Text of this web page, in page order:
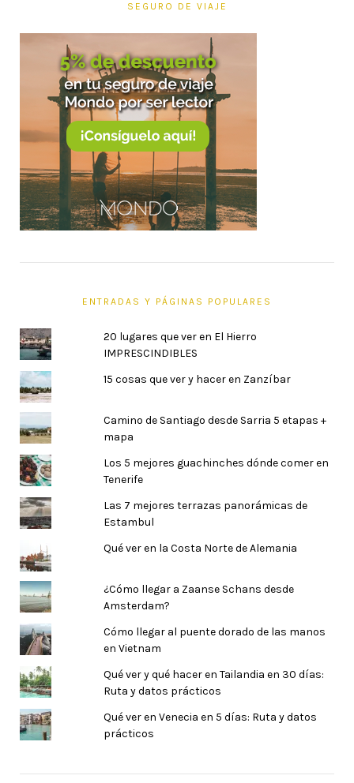
SEGURO DE VIAJE
ENTRADAS Y PÁGINAS POPULARES
20 lugares que ver en El Hierro
IMPRESCINDIBLES
15 cosas que ver y hacer en Zanzíbar
Camino de Santiago desde Sarria 5 etapas +
mapa
Los 5 mejores guachinches dónde comer en
Tenerife
Las 7 mejores terrazas panorámicas de
Estambul
Qué ver en la Costa Norte de Alemania
¿Cómo llegar a Zaanse Schans desde
Amsterdam?
Cómo llegar al puente dorado de las manos
en Vietnam
Qué ver y qué hacer en Tailandia en 30 días:
Ruta y datos prácticos
Qué ver en Venecia en 5 días: Ruta y datos
prácticos